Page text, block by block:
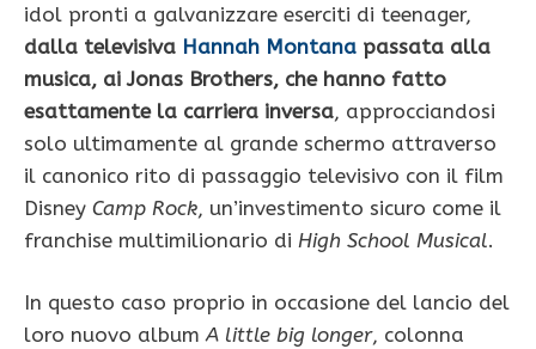
idol pronti a galvanizzare eserciti di teenager,
dalla televisiva Hannah Montana passata alla
musica, ai Jonas Brothers, che hanno fatto
esattamente la carriera inversa, approcciandosi
solo ultimamente al grande schermo attraverso
il canonico rito di passaggio televisivo con il film
Disney Camp Rock, un’investimento sicuro come il
franchise multimilionario di High School Musical.
In questo caso proprio in occasione del lancio del
loro nuovo albumA little big longer, colonna